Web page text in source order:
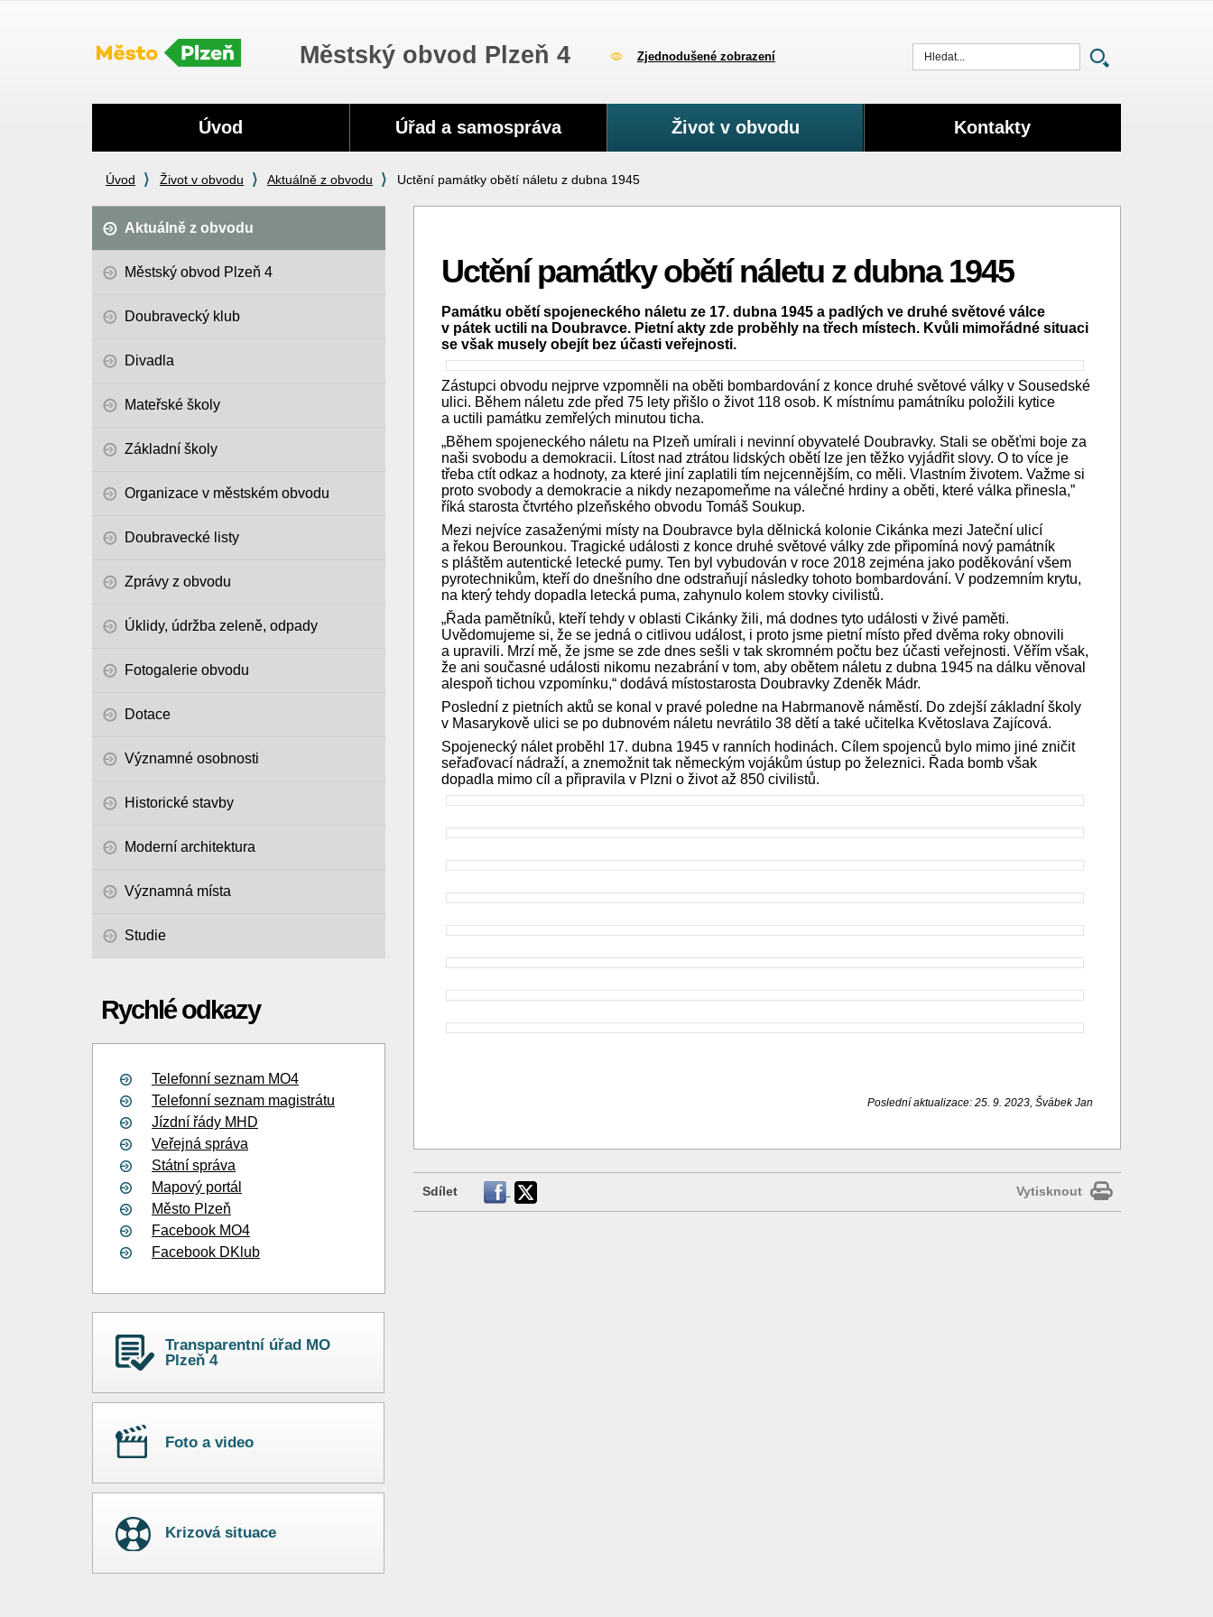
Městský obvod Plzeň 4 Zjednodušené zobrazení
Úvod Život v obvodu Aktuálně z obvodu Uctění památky obětí náletu z dubna 1945
Uctění památky obětí náletu z dubna 1945
Památku obětí spojeneckého náletu ze 17. dubna 1945 a padlých ve druhé světové válce
v pátek uctili na Doubravce. Pietní akty zde proběhly na třech místech. Kvůli mimořádné situaci
se však musely obejít bez účasti veřejnosti.
Zástupci obvodu nejprve vzpomněli na oběti bombardování z konce druhé světové války v Sousedské
ulici. Během náletu zde před 75 lety přišlo o život 118 osob. K místnímu památníku položili kytice
a uctili památku zemřelých minutou ticha.
„Během spojeneckého náletu na Plzeň umírali i nevinní obyvatelé Doubravky. Stali se oběťmi boje za
naši svobodu a demokracii. Lítost nad ztrátou lidských obětí lze jen těžko vyjádřit slovy. O to více je
třeba ctít odkaz a hodnoty, za které jiní zaplatili tím nejcennějším, co měli. Vlastním životem. Važme si
proto svobody a demokracie a nikdy nezapomeňme na válečné hrdiny a oběti, které válka přinesla,”
říká starosta čtvrtého plzeňského obvodu Tomáš Soukup.
Mezi nejvíce zasaženými místy na Doubravce byla dělnická kolonie Cikánka mezi Jateční ulicí
a řekou Berounkou. Tragické události z konce druhé světové války zde připomíná nový památník
s pláštěm autentické letecké pumy. Ten byl vybudován v roce 2018 zejména jako poděkování všem
pyrotechnikům, kteří do dnešního dne odstraňují následky tohoto bombardování. V podzemním krytu,
na který tehdy dopadla letecká puma, zahynulo kolem stovky civilistů.
„Řada pamětníků, kteří tehdy v oblasti Cikánky žili, má dodnes tyto události v živé paměti.
Uvědomujeme si, že se jedná o citlivou událost, i proto jsme pietní místo před dvěma roky obnovili
a upravili. Mrzí mě, že jsme se zde dnes sešli v tak skromném počtu bez účasti veřejnosti. Věřím však,
že ani současné události nikomu nezabrání v tom, aby obětem náletu z dubna 1945 na dálku věnoval
alespoň tichou vzpomínku,“ dodává místostarosta Doubravky Zdeněk Mádr.
Poslední z pietních aktů se konal v pravé poledne na Habrmanově náměstí. Do zdejší základní školy
v Masarykově ulici se po dubnovém náletu nevrátilo 38 dětí a také učitelka Květoslava Zajícová.
Spojenecký nálet proběhl 17. dubna 1945 v ranních hodinách. Cílem spojenců bylo mimo jiné zničit
seřaďovací nádraží, a znemožnit tak německým vojákům ústup po železnici. Řada bomb však
dopadla mimo cíl a připravila v Plzni o život až 850 civilistů.
Poslední aktualizace: 25. 9. 2023, Švábek Jan
Sdílet Vytisknout
Aktuálně z obvodu
Městský obvod Plzeň 4
Doubravecký klub
Divadla
Mateřské školy
Základní školy
Organizace v městském obvodu
Doubravecké listy
Zprávy z obvodu
Úklidy, údržba zeleně, odpady
Fotogalerie obvodu
Dotace
Významné osobnosti
Historické stavby
Moderní architektura
Významná místa
Studie
Rychlé odkazy
Telefonní seznam MO4
Telefonní seznam magistrátu
Jízdní řády MHD
Veřejná správa
Státní správa
Mapový portál
Město Plzeň
Facebook MO4
Facebook DKlub
Transparentní úřad MO
Plzeň 4
Foto a video
Krizová situace
Úvod Úřad a samospráva Život v obvodu Kontakty